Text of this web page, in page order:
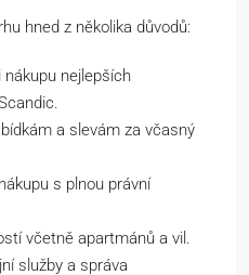
hned z několika důvodů:
nákupu nejlepších
a slevám za včasný
s plnou právní
včetně apartmánů a vil.
služby a správa